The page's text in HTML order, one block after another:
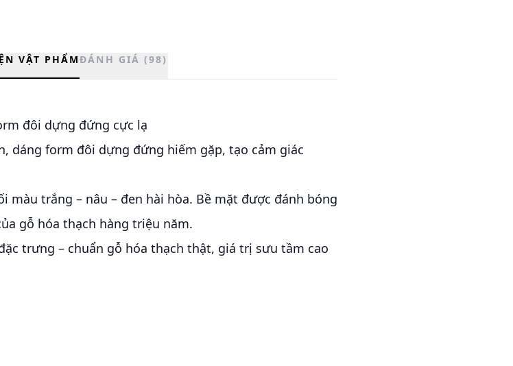
VẬT PHẨMĐÁNH GIÁ (98)
đôi dựng đứng cực lạ
dáng form đôi dựng đứng hiếm gặp, tạo cảm giác
màu trắng – nâu – đen hài hòa. Bề mặt được đánh bóng
gỗ hóa thạch hàng triệu năm.
trưng – chuẩn gỗ hóa thạch thật, giá trị sưu tầm cao